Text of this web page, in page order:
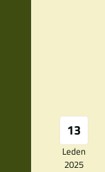
13
Leden
2025